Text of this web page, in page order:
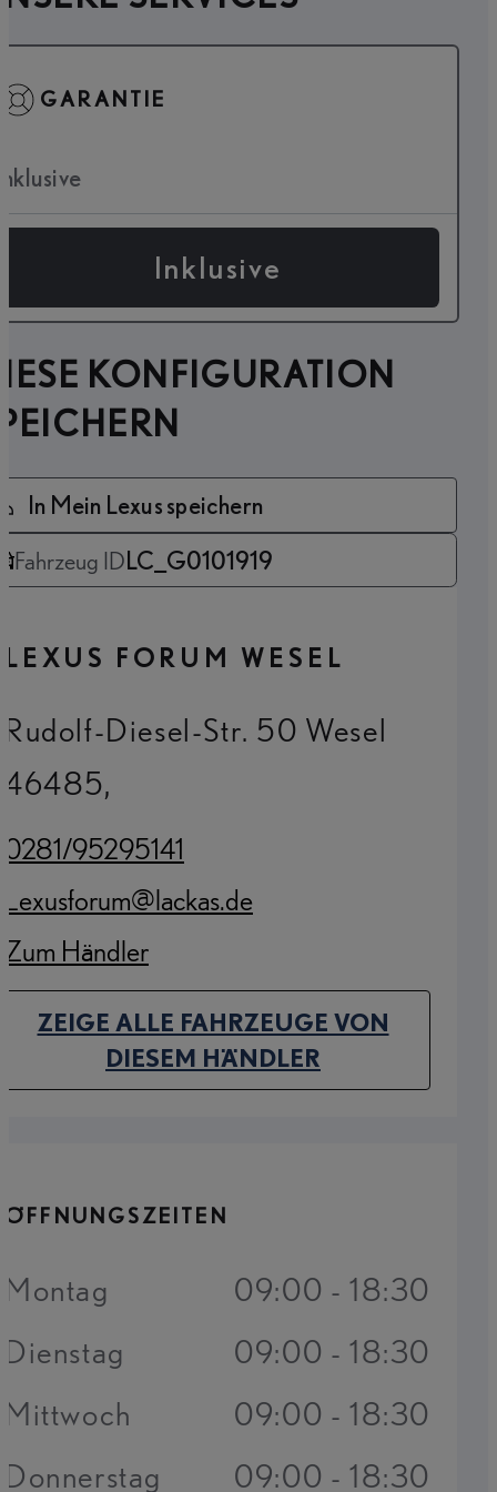
GARANTIE
Inklusive
KONFIGURATION
In Mein Lexus speichern
Fahrzeug IDLC_G0101919
LEXUS FORUM WESEL
Rudolf-Diesel-Str. 50 Wesel
46485,
0281/95295141
(Opens in new tab)
Lexusforum@lackas.de
(Opens in new tab)
Zum Händler
(Opens in new tab)
ZEIGE ALLE FAHRZEUGE VON
DIESEM HÄNDLER(OPENS IN NEW TAB)
ÖFFNUNGSZEITEN
Montag
09:00 - 18:30
Dienstag
09:00 - 18:30
Mittwoch
09:00 - 18:30
Donnerstag
09:00 - 18:30